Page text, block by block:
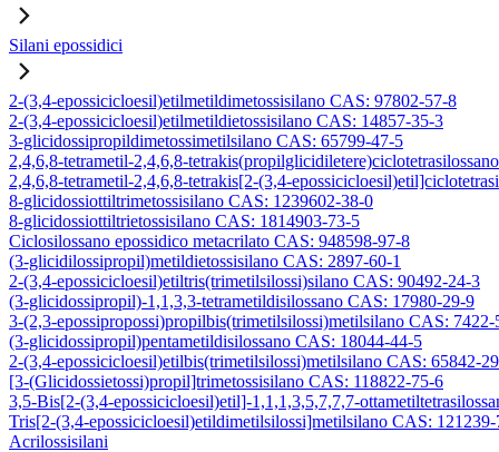
Silani epossidici
2-(3,4-epossicicloesil)etilmetildimetossisilano CAS: 97802-57-8
2-(3,4-epossicicloesil)etilmetildietossisilano CAS: 14857-35-3
3-glicidossipropildimetossimetilsilano CAS: 65799-47-5
2,4,6,8-tetrametil-2,4,6,8-
2,4,6,8-tetrametil-2,4,6,8-tetrakis[2-(3,4-
8-glicidossiottiltrimetossisilano CAS: 1239602-38-0
8-glicidossiottiltrietossisilano CAS: 1814903-73-5
Ciclosilossano epossidico metacrilato CAS: 948598-97-8
(3-glicidilossipropil)metildietossisilano CAS: 2897-60-1
2-(3,4-epossicicloesil)etiltris(trimetilsilossi)silano CAS: 90492-24-3
(3-glicidossipropil)-1,1,3,3-tetrametildisilossano CAS: 17980-29-9
3-(2,3-epossipropossi)propilbis(trimetilsilossi)metilsilano CAS: 7422-
(3-glicidossipropil)pentametildisilossano CAS: 18044-44-5
2-(3,4-epossicicloesil)etilbis(trimetilsilossi)metilsilano CAS: 65842-
[3-(Glicidossietossi)propil]trimetossisilano CAS: 118822-75-6
3,5-Bis[2-(3,4-epossicicloesil)etil]-1,1,1,3,5,7,7,7-
Tris[2-(3,4-epossicicloesil)etildimetilsilossi]metilsilano CAS: 121239-
Acrilossisilani